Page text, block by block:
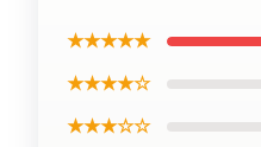
★★★★★
★★★★☆
★★★☆☆